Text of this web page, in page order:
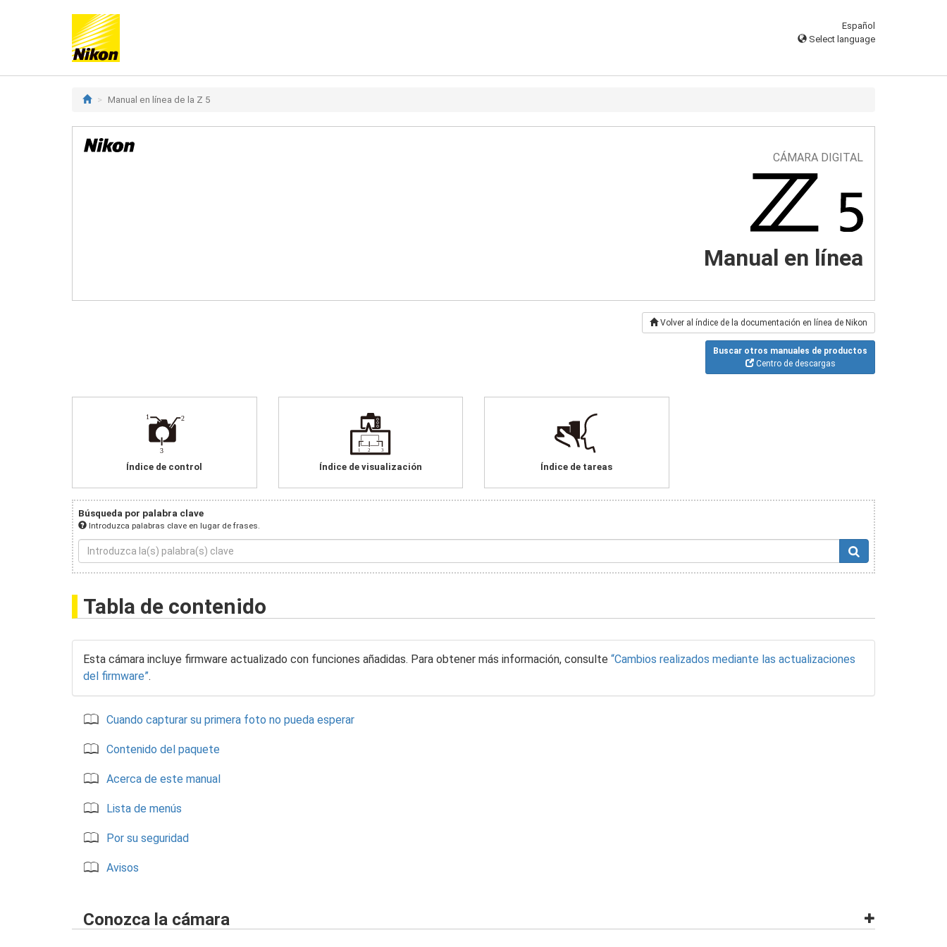
Español
Select language
Manual en línea de la Z 5
CÁMARA DIGITAL
Manual en línea
Volver al índice de la documentación en línea de Nikon
Buscar otros manuales de productos
Centro de descargas
Índice de control Índice de visualización Índice de tareas
Búsqueda por palabra clave
Introduzca palabras clave en lugar de frases.
Tabla de contenido
Esta cámara incluye firmware actualizado con funciones añadidas. Para obtener más información, consulte Cambios realizados mediante las actualizaciones
del firmware .
Cuando capturar su primera foto no pueda esperar
Contenido del paquete
Acerca de este manual
Lista de menús
Por su seguridad
Avisos
Conozca la cámara